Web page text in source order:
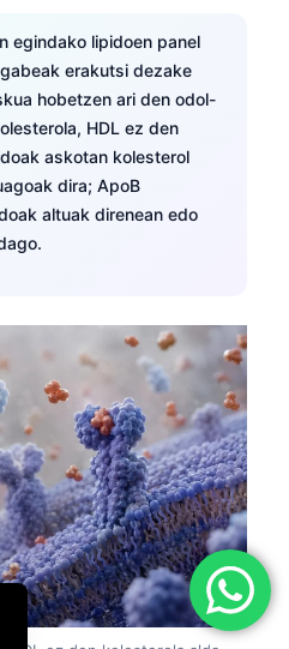
egindako lipidoen panel
erakutsi dezake
hobetzen ari den odol-
HDL ez den
askotan kolesterol
dira; ApoB
altuak direnean edo